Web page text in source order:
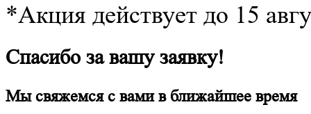
*Акция действует до 15
Спасибо за вашу заявку!
Мы свяжемся с вами в ближайшее время